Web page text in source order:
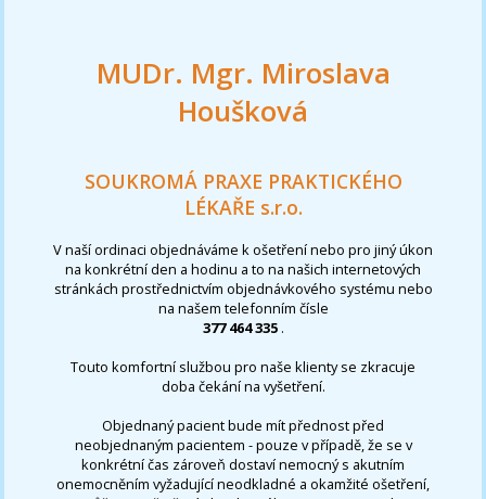
MUDr. Mgr. Miroslava
Houšková
SOUKROMÁ PRAXE PRAKTICKÉHO
LÉKAŘE s.r.o.
V naší ordinaci objednáváme k ošetření nebo pro jiný úkon
na konkrétní den a hodinu a to na našich internetových
stránkách prostřednictvím objednávkového systému nebo
na našem telefonním čísle
377 464 335 .
Touto komfortní službou pro naše klienty se zkracuje
doba čekání na vyšetření.
Objednaný pacient bude mít přednost před
neobjednaným pacientem - pouze v případě, že se v
konkrétní čas zároveň dostaví nemocný s akutním
onemocněním vyžadující neodkladné a okamžité ošetření,